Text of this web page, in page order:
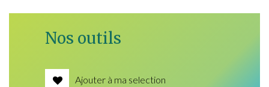
Nos outils
Ajouter à ma selection